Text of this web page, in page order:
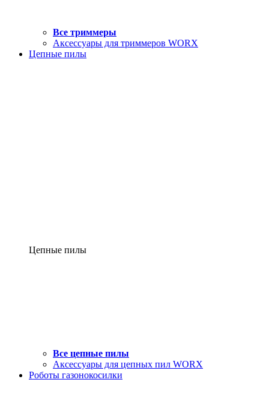
Все триммеры
Аксессуары для триммеров WORX
Цепные пилы
Цепные пилы
Все цепные пилы
Аксессуары для цепных пил WORX
Роботы газонокосилки